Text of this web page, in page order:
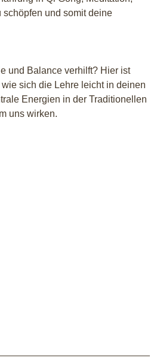
und somit deine
und Balance verhilft? Hier ist
sich die Lehre leicht in deinen
Energien in der Traditionellen
uns wirken.